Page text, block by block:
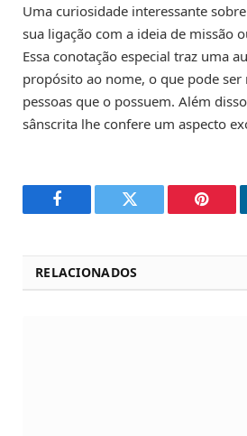
Uma curiosidade interessante
sua ligação com a ideia de missão
Essa conotação especial traz uma
propósito ao nome, o que pode
pessoas que o possuem. Além
sânscrita lhe confere um aspecto
Facebook Twitter
RELACIONADOS